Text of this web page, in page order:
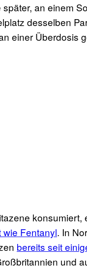
an einem
desselben
einer Überdosis
Fentanyl. In
bereits seit
und